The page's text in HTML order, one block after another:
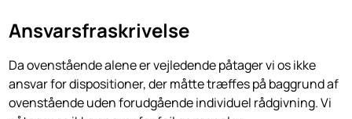
Ansvarsfraskrivelse
Da ovenstående alene er vejledende påtager vi os ikke
ansvar for dispositioner, der måtte træffes på baggrund af
ovenstående uden forudgående individuel rådgivning. Vi